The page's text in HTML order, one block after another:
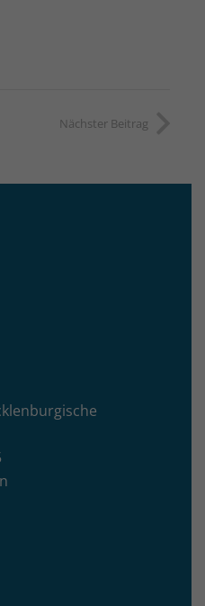
Nächster Beitrag